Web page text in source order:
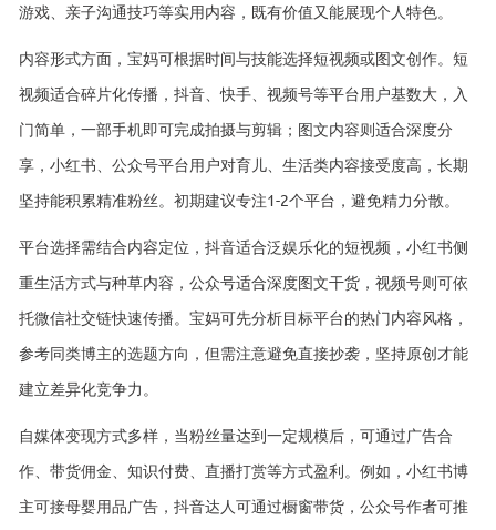
游戏、亲子沟通技巧等实用内容，既有价值又能展现个人特色。
内容形式方面，宝妈可根据时间与技能选择短视频或图文创作。短
视频适合碎片化传播，抖音、快手、视频号等平台用户基数大，入
门简单，一部手机即可完成拍摄与剪辑；图文内容则适合深度分
享，小红书、公众号平台用户对育儿、生活类内容接受度高，长期
坚持能积累精准粉丝。初期建议专注1-2个平台，避免精力分散。
平台选择需结合内容定位，抖音适合泛娱乐化的短视频，小红书侧
重生活方式与种草内容，公众号适合深度图文干货，视频号则可依
托微信社交链快速传播。宝妈可先分析目标平台的热门内容风格，
参考同类博主的选题方向，但需注意避免直接抄袭，坚持原创才能
建立差异化竞争力。
自媒体变现方式多样，当粉丝量达到一定规模后，可通过广告合
作、带货佣金、知识付费、直播打赏等方式盈利。例如，小红书博
主可接母婴用品广告，抖音达人可通过橱窗带货，公众号作者可推